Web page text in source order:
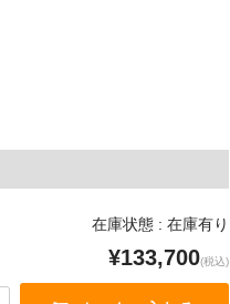
在庫状態 : 在庫有り
¥133,700(税込)